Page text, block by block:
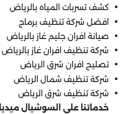
كشف تسربات المياه بالرياض
افضل شركة تنظيف برماح
صيانة افران جليم غاز بالرياض
شركة تنظيف افران غاز بالرياض
تصليح افران شرق الرياض
شركة تنظيف شمال الرياض
شركة تنظيف شرق الرياض
خدماتنا علي السوشيال ميديا